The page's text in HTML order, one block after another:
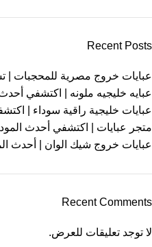
Recent Posts
عبايات خروج مصرية للمحجبات |
عبايه خليجيه ملونه | اكتشفي
عبايات خليجية راقية سوداء |
متجر عبايات | اكتشفي أحدث
عبايات خروج شيك الوان | أحدث
Recent Comments
لا توجد تعليقات للعرض.